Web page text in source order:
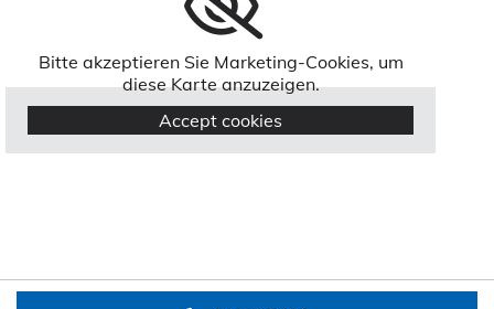
Bitte akzeptieren Sie Marketing-Cookies, um
diese Karte anzuzeigen.
Accept cookies